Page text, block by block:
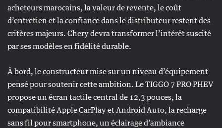
acheteurs marocains, la valeur de revente, le coût
d’entretien et la confiance dans le distributeur restent des
critères majeurs. Chery devra transformer l’intérêt suscité
par ses modèles en fidélité durable.
À bord, le constructeur mise sur un niveau d’équipement
pensé pour soutenir cette ambition. Le TIGGO 7 PRO PHEV
propose un écran tactile central de 12,3 pouces, la
compatibilité Apple CarPlay et Android Auto, la recharge
sans fil pour smartphone, un éclairage d’ambiance